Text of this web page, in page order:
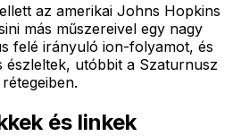
az amerikai Johns Hopkins
más műszereivel egy nagy
felé irányuló ion-folyamot, és
utóbbit a Szaturnusz
és linkek